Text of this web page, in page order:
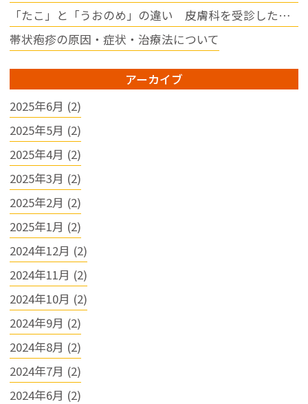
【応募方法】
履歴書を「かちがわスキンク
リニック」までご郵送くださ
い。
し、使用後は適切に破棄いた
します。
詳しくはハローワーク求人票
をご確認ください。
皆さまのご応募を心よりお待
ちしております。
「たこ」と「うおのめ」の違い 皮膚科を受診した方がイイの？
帯状疱疹の原因・症状・治療法について
アーカイブ
2025年6月 (2)
2025年5月 (2)
2025年4月 (2)
2025年3月 (2)
2025年2月 (2)
2025年1月 (2)
2024年12月 (2)
2024年11月 (2)
2024年10月 (2)
2024年9月 (2)
2024年8月 (2)
2024年7月 (2)
2024年6月 (2)